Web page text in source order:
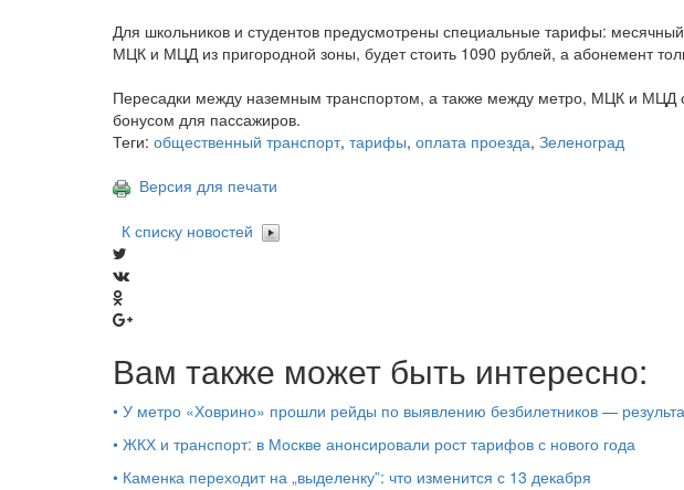
Для школьников и студентов предусмотрены специальные тарифы:
МЦК и МЦД из пригородной зоны, будет стоить 1090 рублей, а абонемент
Пересадки между наземным транспортом, а также между метро, МЦК и МЦД
бонусом для пассажиров.
Теги: общественный транспорт, тарифы, оплата проезда, Зеленоград
Версия для печати
К списку новостей
Вам также может быть интересно:
• У метро «Ховрино» прошли рейды по выявлению безбилетников —
• ЖКХ и транспорт: в Москве анонсировали рост тарифов с нового года
• Каменка переходит на „выделенку”: что изменится с 13 декабря